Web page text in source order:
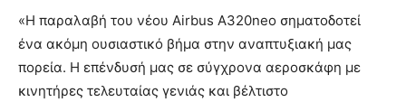
«Η παραλαβή του νέου Airbus A320neo σηματοδοτεί
ένα ακόμη ουσιαστικό βήμα στην αναπτυξιακή μας
πορεία. Η επένδυσή μας σε σύγχρονα αεροσκάφη με
κινητήρες τελευταίας γενιάς και βέλτιστο